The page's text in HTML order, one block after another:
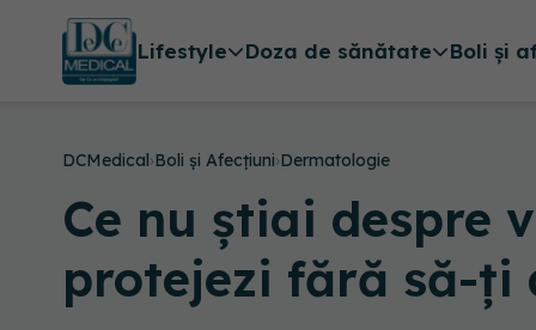
Lifestyle Doza de sănătate Boli și
DCMedical›Boli și Afecțiuni›Dermatologie
Ce nu știai despre
protejezi fără să-ți